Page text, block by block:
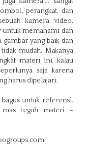
perangkat, dan
kamera video.
untuk memahami dan
gambar yang baik dan
mudah. Makanya
materi ini, kalau
saja karena
harus dipelajari.
untuk referensi.
mas teguh materi -